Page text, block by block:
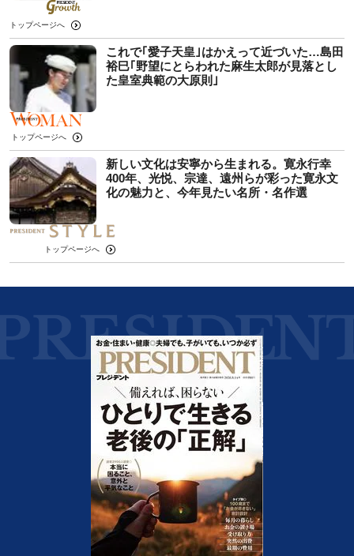
トップページへ
これで｢愛子天皇｣はかえって近づいた…島田
裕巳｢野望にとらわれた麻生太郎が見落とし
た皇室典範の大原則｣
トップページへ
新しい文化は安寧から生まれる。寛永行幸
400年、光悦、宗達、遠州らが彩った寛永文
化の魅力と、今年見たい名所・名作選
トップページへ